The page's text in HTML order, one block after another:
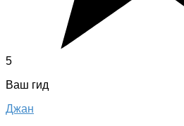
5
Ваш гид
Джан